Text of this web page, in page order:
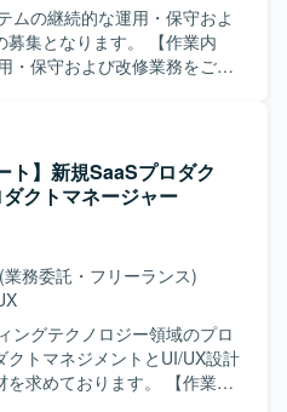
られており、必要に応じてコ
連携を行います。 コーディン
イルが推奨されている環境
とができます。 PHPやGoを
、モダンなインフラ環境に
マネジメント経験を同時に
（PostgreSQL） インフラ／
、NewRelic、Docker
ムの継続的な運用・保守およ
なります。 【作業内
・保守および改修業務をご担
解消に向けた改善提案を実
を活用した効率的な開発を
く、積極的にキャッチアッ
す。「なぜ？」を深掘り
めの課題解決を楽しめる方
に対して前向きに取り組
じられる方を求めていま
律的に考え行動できるセルフ
す。タスク待ちではなく主体
題解決に取り組める方、サ
ト】新規SaaSプロダク
クトマネージャー
(業務委託・フリーランス)
ングテクノロジー領域のプロ
クトマネジメントとUI/UX設計
ております。 【作業内